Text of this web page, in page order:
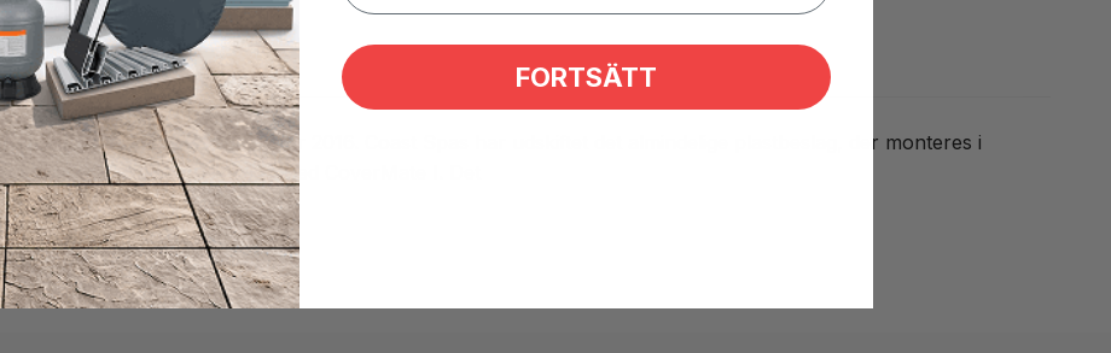
til de fleste Coast spabade efter 2016. Coast Spas har udskiftet det almindelige plastbeslag, der monteres i
Opgrader din spaoplevelse med CoverMate I. Det
FORTSÄTT